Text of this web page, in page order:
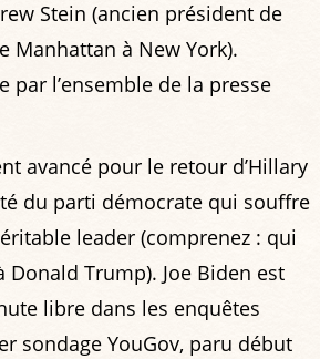
Stein (ancien président de
Manhattan à New York).
par l’ensemble de la presse
avancé pour le retour d’Hillary
du parti démocrate qui souffre
leader (comprenez : qui
Trump). Joe Biden est
libre dans les enquêtes
sondage YouGov, paru début